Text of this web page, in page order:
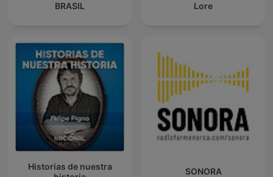
BRASIL Lore
Historias de nuestra
SONORA